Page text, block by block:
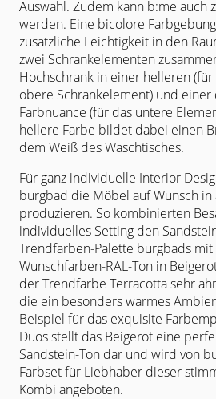
Auswahl. Zudem kann b:me auch
werden. Eine bicolore
zusätzliche Leichtigkeit in den
zwei Schrankelementen
Hochschrank in einer helleren (für
obere Schrankelement) und
Farbnuance (für das untere
hellere Farbe bildet dabei einen
dem Weiß des Waschtisches.
Für ganz individuelle Interior
burgbad die Möbel auf Wunsch
produzieren. So kombinierten
individuelles Setting den
Trendfarben-Palette burgbads
Wunschfarben-RAL-Ton in
derTrendfarbe Terracotta sehr
die ein besonders warmes
Beispiel für das exquisite
Duos stellt das Beigerot eine
Sandstein-Ton dar und wird von
Farbset für Liebhaber dieser
Kombi angeboten.